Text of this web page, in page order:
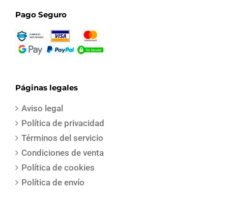
Pago Seguro
Páginas legales
Aviso legal
Política de privacidad
Términos del servicio
Condiciones de venta
Política de cookies
Política de envío